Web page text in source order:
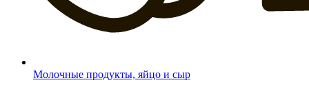
Молочные продукты, яйцо и сыр